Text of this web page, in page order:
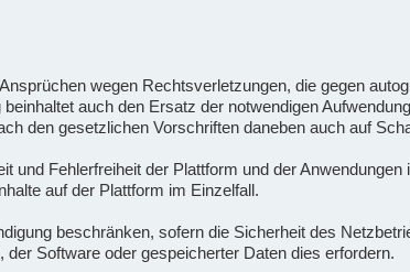
wegen Rechtsverletzungen, die gegen
auch den Ersatz der notwendigen
den gesetzlichen Vorschriften daneben auch auf
Fehlerfreiheit der Plattform und der Anwendungen
auf der Plattform im Einzelfall.
beschränken, sofern die Sicherheit des
Software oder gespeicherter Daten dies erfordern.